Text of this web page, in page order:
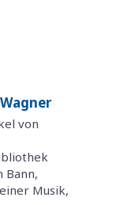
von
Bann,
Musik,